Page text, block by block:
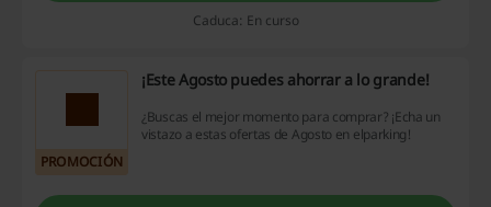
Caduca: En curso
PROMOCIÓN
¡Este Agosto puedes ahorrar a lo grande!
¿Buscas el mejor momento para comprar? ¡Echa un
vistazo a estas ofertas de Agosto en elparking!